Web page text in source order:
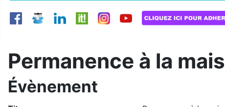
Permanence à la
Évènement